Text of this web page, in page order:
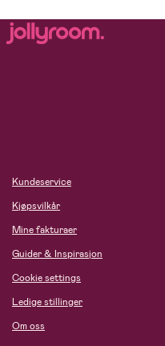
Kundeservice
Kjøpsvilkår
Mine fakturaer
Guider & Inspirasjon
Cookie settings
Ledige stillinger
Om oss